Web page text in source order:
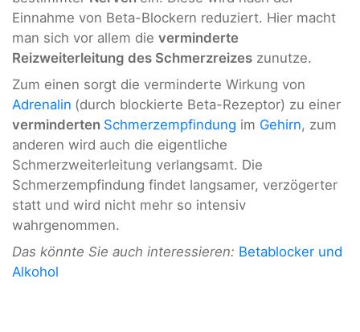
Einnahme von Beta-Blockern reduziert. Hier macht
man sich vor allem die verminderte
Reizweiterleitung des Schmerzreizes zunutze.
Zum einen sorgt die verminderte Wirkung von
Adrenalin (durch blockierte Beta-Rezeptor) zu einer
verminderten Schmerzempfindung im Gehirn, zum
anderen wird auch die eigentliche
Schmerzweiterleitung verlangsamt. Die
Schmerzempfindung findet langsamer, verzögerter
statt und wird nicht mehr so intensiv
wahrgenommen.
Das könnte Sie auch interessieren: Betablocker und
Alkohol